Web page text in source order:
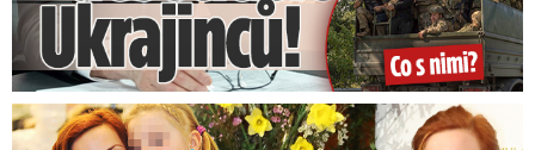
Bolestné vzpomínky Míši Maurerové: Prohrála boj o dvojčata!